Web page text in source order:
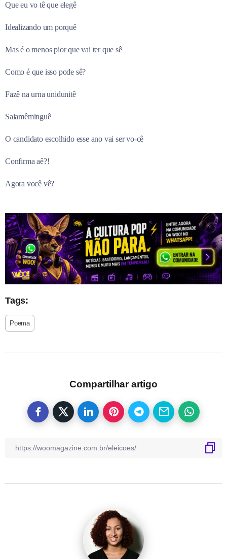
Que eu vo tê que elegê
Idealizando um porquê
Mas é o menos pior que vai ter que sê
Como é que isso pode sê?
Fazê na urna unidunitê
Salamêminguê
O candidato escolhido esse ano vai ser vo-cê
Confirma aê?!
Agora você vê?
Tags:
Poema
Compartilhar artigo